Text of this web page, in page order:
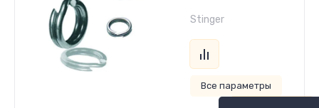
Stinger
Все параметры